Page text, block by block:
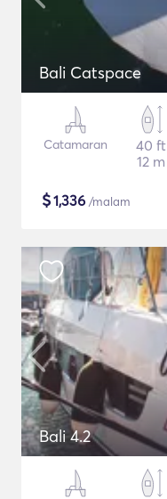
Bali Catspace
Catamaran
40 ft
12 m
$1,336 /malam
Bali 4.2